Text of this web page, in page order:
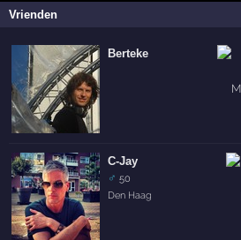
Vrienden
Berteke
C-Jay
♂ 50
Den Haag